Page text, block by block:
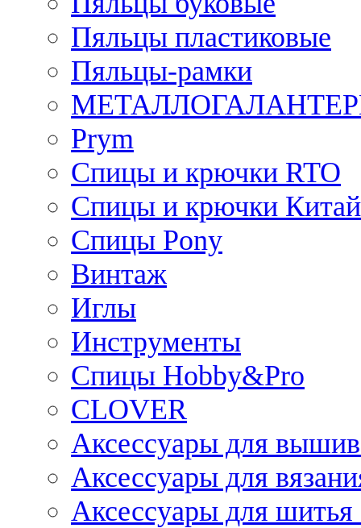
Пяльцы пластиковые
Пяльцы-рамки
Prym
Спицы и крючки RTO
Спицы и крючки Китай
Спицы Pony
Винтаж
Иглы
Инструменты
Спицы Hobby&Pro
CLOVER
Аксессуары для
Аксессуары для
Аксессуары для